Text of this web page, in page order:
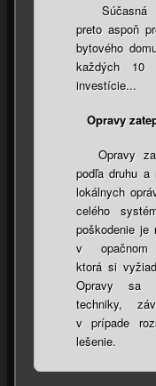
Súčasná
preto aspoň
bytového
každých
investície...
Opravy
Opravy
podľa druhu a
lokálnych
celého
poškodenie je
v
ktorá si
Opravy sa
techniky,
v prípade
lešenie.